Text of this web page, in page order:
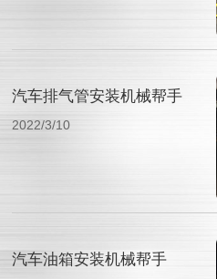
汽车排气管安装机械帮手
2022/3/10
汽车油箱安装机械帮手